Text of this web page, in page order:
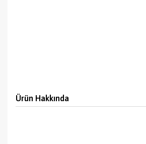
Ürün Hakkında